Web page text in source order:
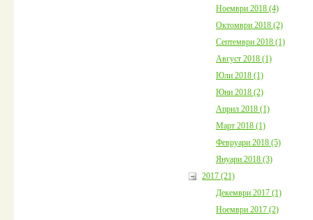
Ноември 2018 (4)
Октомври 2018 (2)
Септември 2018 (1)
Август 2018 (1)
Юли 2018 (1)
Юни 2018 (2)
Април 2018 (1)
Март 2018 (1)
Февруари 2018 (5)
Януари 2018 (3)
2017 (21)
Декември 2017 (1)
Ноември 2017 (2)